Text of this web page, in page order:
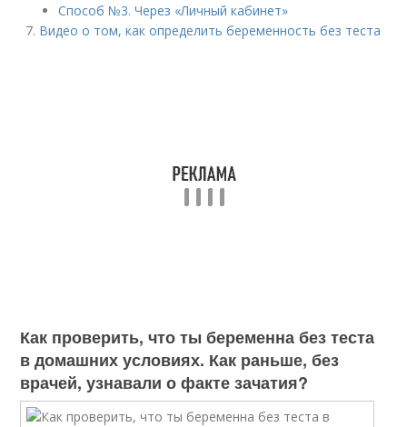
Способ №3. Через «Личный кабинет»
Видео о том, как определить беременность без теста
Как проверить, что ты беременна без теста
в домашних условиях. Как раньше, без
врачей, узнавали о факте зачатия?